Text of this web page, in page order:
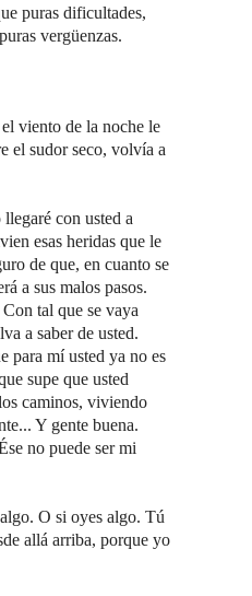
puras dificultades,
vergüenzas.
viento de la noche le
el sudor seco, volvía a
con usted a
esas heridas que le
de que, en cuanto se
a sus malos pasos.
tal que se vaya
a saber de usted.
para mí usted ya no es
supe que usted
caminos, viviendo
Y gente buena.
no puede ser mi
O si oyes algo. Tú
allá arriba, porque yo